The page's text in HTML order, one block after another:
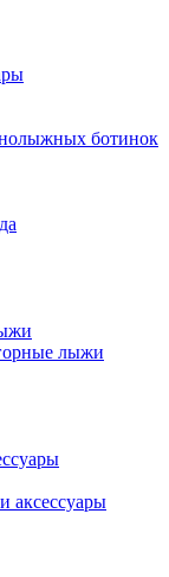
ботинок
лыжи
аксессуары